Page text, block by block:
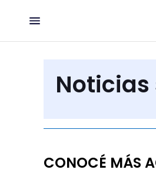
Noticias
CONOCÉ MÁS